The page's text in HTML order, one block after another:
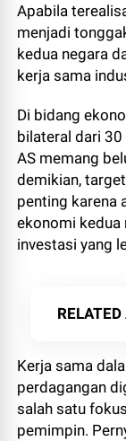
Apabila
menjadi
kedua negara
kerja sama
Di bidang
bilateral dari
AS memang
demikian,
penting karena
ekonomi kedua
investasi yang
Kerja sama
perdagangan
salah satu
pemimpin.